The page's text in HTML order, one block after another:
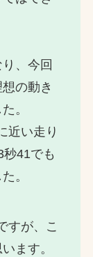
、今回
の動き
。
近い走り
41でも
。
すが、こ
ます。